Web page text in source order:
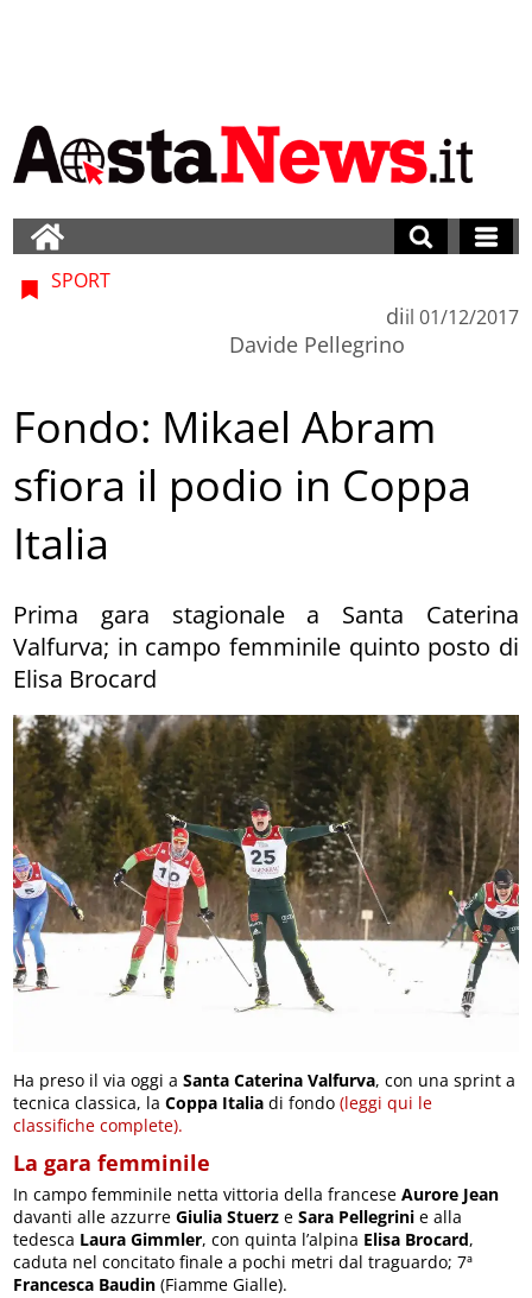
SPORT
di
Davide Pellegrino
il 01/12/2017
Fondo: Mikael Abram
sfiora il podio in Coppa
Italia
Prima gara stagionale a Santa Caterina
Valfurva; in campo femminile quinto posto di
Elisa Brocard
Ha preso il via oggi aSanta Caterina Valfurva, con una sprint a
tecnica classica, laCoppa Italia di fondo(leggi qui le
classifiche complete).
La gara femminile
In campo femminile netta vittoria della franceseAurore Jean
davanti alle azzurreGiulia Stuerz eSara Pellegrini e alla
tedesca Laura Gimmler, con quinta l’alpina Elisa Brocard,
caduta nel concitato finale a pochi metri dal traguardo; 7ª
Francesca Baudin (Fiamme Gialle).